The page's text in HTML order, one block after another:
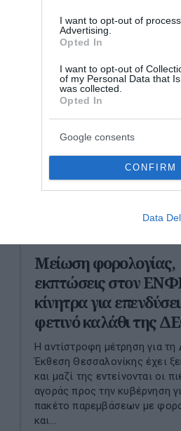
I want to opt-out of
Advertising.
Opted In
I want to opt-out of
of my Personal Data that
was collected.
Opted In
Google consents
CONFIRM
Data
Μείωση φορολογίας,
εκπτώσεις στον
κίνητρα για
φετινό καλάθι της
Η αντίστροφη μέτρηση για τη
Έκθεση Θεσσαλονίκης έχει
και μαζί της εντείνονται οι
αγοράς προς την κυβέρνηση
πακέτο παρεμβάσεων με
και...